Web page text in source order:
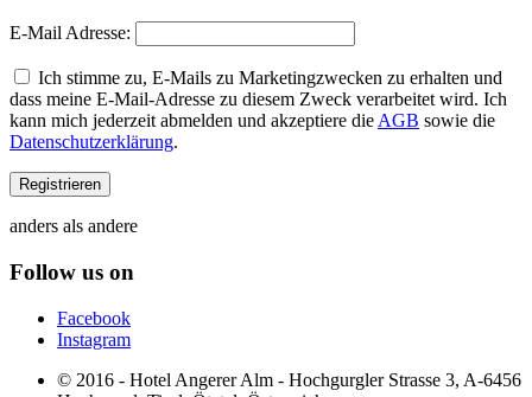
E-Mail Adresse:
Ich stimme zu, E-Mails zu Marketingzwecken zu erhalten und
dass meine E-Mail-Adresse zu diesem Zweck verarbeitet wird. Ich
kann mich jederzeit abmelden und akzeptiere die AGB sowie die
Datenschutzerklärung.
anders als andere
Follow us on
Facebook
Instagram
© 2016 - Hotel Angerer Alm - Hochgurgler Strasse 3, A-6456